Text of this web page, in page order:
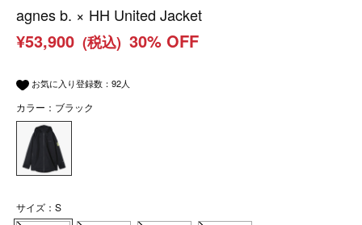
agnes b. × HH United Jacket
¥53,900 (税込) 30% OFF
お気に入り登録数： 92人
カラー：ブラック
サイズ：S